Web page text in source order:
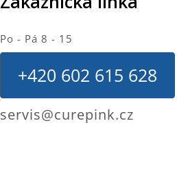
Po - Pá 8 - 15
+420 602 615 628
servis@curepink.cz